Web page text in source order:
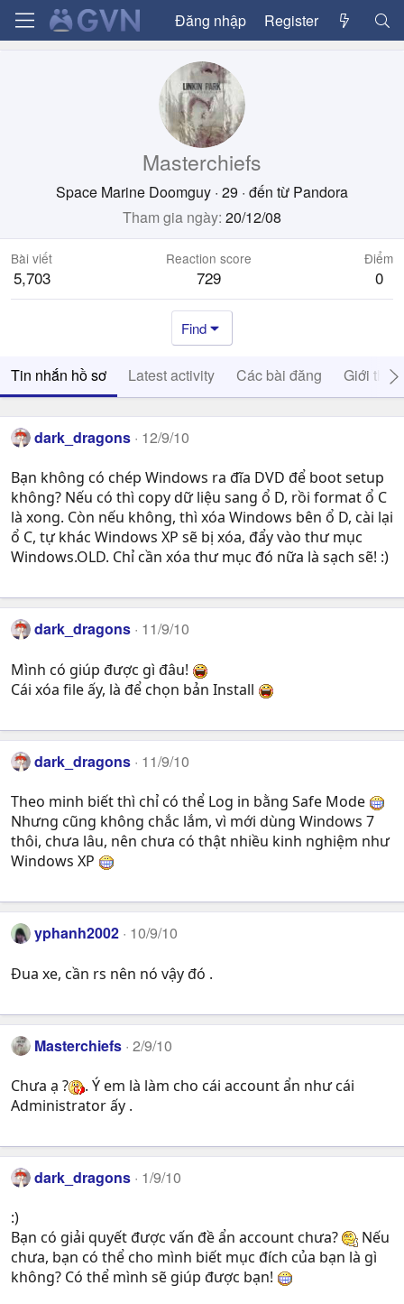
Đăng nhập Register
Masterchiefs
Space Marine Doomguy · 29 · đến từ Pandora
Tham gia ngày 20/12/08
Bài viết
5,703
Reaction score
729
Điểm
0
Find
Tin nhắn hồ sơ Latest activity Các bài đăng Giới thiệu
dark_dragons 12/9/10
Bạn không có chép Windows ra đĩa DVD để boot setup
không? Nếu có thì copy dữ liệu sang ổ D, rồi format ổ C
là xong. Còn nếu không, thì xóa Windows bên ổ D, cài lại
ổ C, tự khác Windows XP sẽ bị xóa, đẩy vào thư mục
Windows.OLD. Chỉ cần xóa thư mục đó nữa là sạch sẽ! :)
dark_dragons 11/9/10
Mình có giúp được gì đâu!
Cái xóa file ấy, là để chọn bản Install
dark_dragons 11/9/10
Theo minh biết thì chỉ có thể Log in bằng Safe Mode
Nhưng cũng không chắc lắm, vì mới dùng Windows 7
thôi, chưa lâu, nên chưa có thật nhiều kinh nghiệm như
Windows XP
yphanh2002 10/9/10
Đua xe, cần rs nên nó vậy đó .
Masterchiefs 2/9/10
Chưa ạ ?
. Ý em là làm cho cái account ẩn như cái
Administrator ấy .
dark_dragons 1/9/10
:)
Bạn có giải quyết được vấn đề ẩn account chưa?
Nếu
chưa, bạn có thể cho mình biết mục đích của bạn là gì
không? Có thể mình sẽ giúp được bạn!